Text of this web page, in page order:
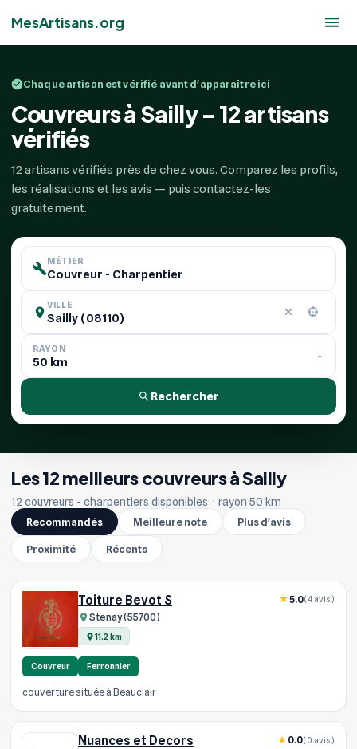
MesArtisans.org
Chaque artisan est vérifié avant d'apparaître ici
Couvreurs à Sailly - 12 artisans
vérifiés
12 artisans vérifiés près de chez vous. Comparez les profils,
les réalisations et les avis — puis contactez-les
gratuitement.
MÉTIER
VILLE
RAYON
Rechercher
Les 12 meilleurs couvreurs à Sailly
12 couvreurs - charpentiers disponibles · rayon 50 km
Recommandés
Meilleure note Plus d'avis
Proximité Récents
Toiture Bevot S
Stenay (55700)
11.2 km
5.0(4 avis)
Couvreur Ferronnier
couverture située à Beauclair
Nuances et Decors 0.0(0 avis)